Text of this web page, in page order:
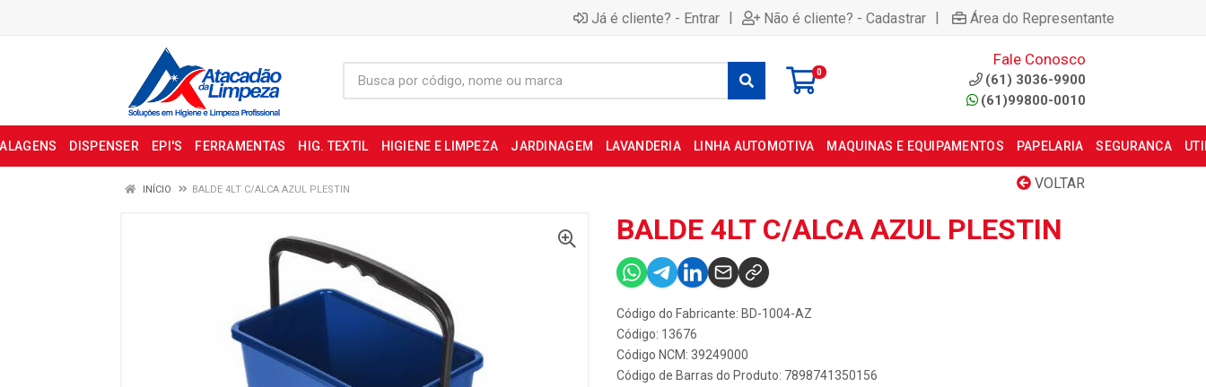
Já é cliente? - Entrar | Não é cliente? - Cadastrar | Área do Representante
0
Fale Conosco
(61) 3036-9900
(61)99800-0010
DISPENSER EPI'S FERRAMENTAS HIG. TEXTIL HIGIENE E LIMPEZA JARDINAGEM LAVANDERIA LINHA AUTOMOTIVA MAQUINAS E EQUIPAMENTOS PAPELARIA SEGURANCA
VOLTAR
INÍCIO BALDE 4LT C/ALCA AZUL PLESTIN
BALDE 4LT C/ALCA AZUL PLESTIN
Código do Fabricante: BD-1004-AZ
Código: 13676
Código NCM: 39249000
Código de Barras do Produto: 7898741350156